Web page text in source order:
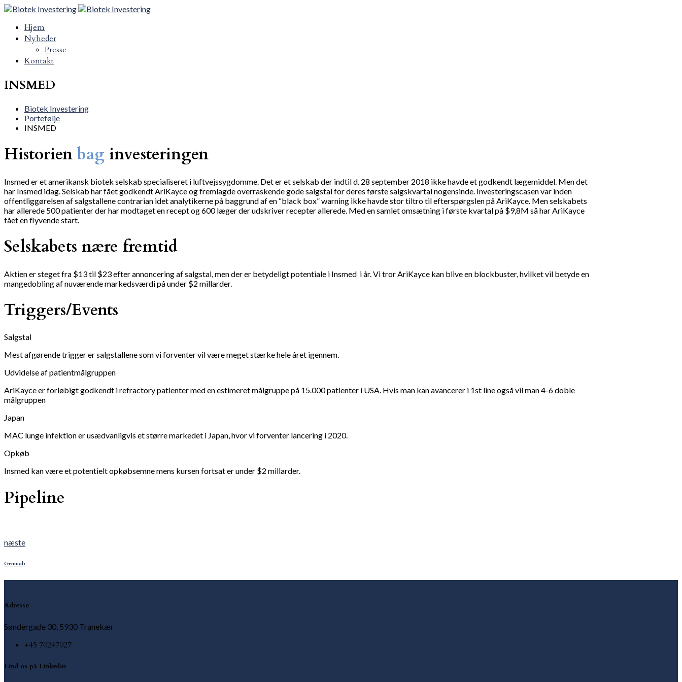
Hjem
Nyheder
Presse
Kontakt
INSMED
Biotek Investering
Portefølje
INSMED
Historien bag investeringen
Insmed er et amerikansk biotek selskab specialiseret i luftvejssygdomme. Det er et selskab der indtil d. 28 september 2018 ikke havde et godkendt lægemiddel. Men det
har Insmed idag. Selskab har fået godkendt AriKayce og fremlagde overraskende gode salgstal for deres første salgskvartal nogensinde. Investeringscasen var inden
offentliggørelsen af salgstallene contrarian idet analytikerne på baggrund af en “black box” warning ikke havde stor tiltro til efterspørgslen på AriKayce. Men selskabets
har allerede 500 patienter der har modtaget en recept og 600 læger der udskriver recepter allerede. Med en samlet omsætning i første kvartal på $9,8M så har AriKayce
fået en flyvende start.
Selskabets nære fremtid
Aktien er steget fra $13 til $23 efter annoncering af salgstal, men der er betydeligt potentiale i Insmed i år. Vi tror AriKayce kan blive en blockbuster, hvilket vil betyde en
mangedobling af nuværende markedsværdi på under $2 millarder.
Triggers/Events
Salgstal
Mest afgørende trigger er salgstallene som vi forventer vil være meget stærke hele året igennem.
Udvidelse af patientmålgruppen
AriKayce er forløbigt godkendt i refractory patienter med en estimeret målgruppe på 15.000 patienter i USA. Hvis man kan avancerer i 1st line også vil man 4-6 doble
målgruppen
Japan
MAC lunge infektion er usædvanligvis et større markedet i Japan, hvor vi forventer lancering i 2020.
Opkøb
Insmed kan være et potentielt opkøbsemne mens kursen fortsat er under $2 millarder.
Pipeline
næste
Genmab
Adresse
Søndergade 30, 5930 Tranekær
+45 70247027
Find os på Linkedin